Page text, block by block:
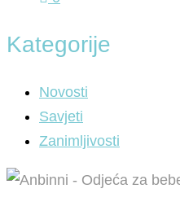
Kategorije
Novosti
Savjeti
Zanimljivosti